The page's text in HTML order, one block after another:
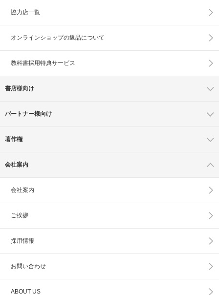
協力店一覧
オンラインショップの返品について
教科書採用特典サービス
書店様向け
パートナー様向け
著作権
会社案内
会社案内
ご挨拶
採用情報
お問い合わせ
ABOUT US